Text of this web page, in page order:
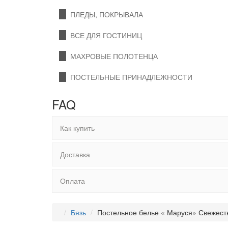
ПЛЕДЫ, ПОКРЫВАЛА
ВСЕ ДЛЯ ГОСТИНИЦ
МАХРОВЫЕ ПОЛОТЕНЦА
ПОСТЕЛЬНЫЕ ПРИНАДЛЕЖНОСТИ
FAQ
Как купить
Доставка
Оплата
Бязь Постельное белье « Маруся»